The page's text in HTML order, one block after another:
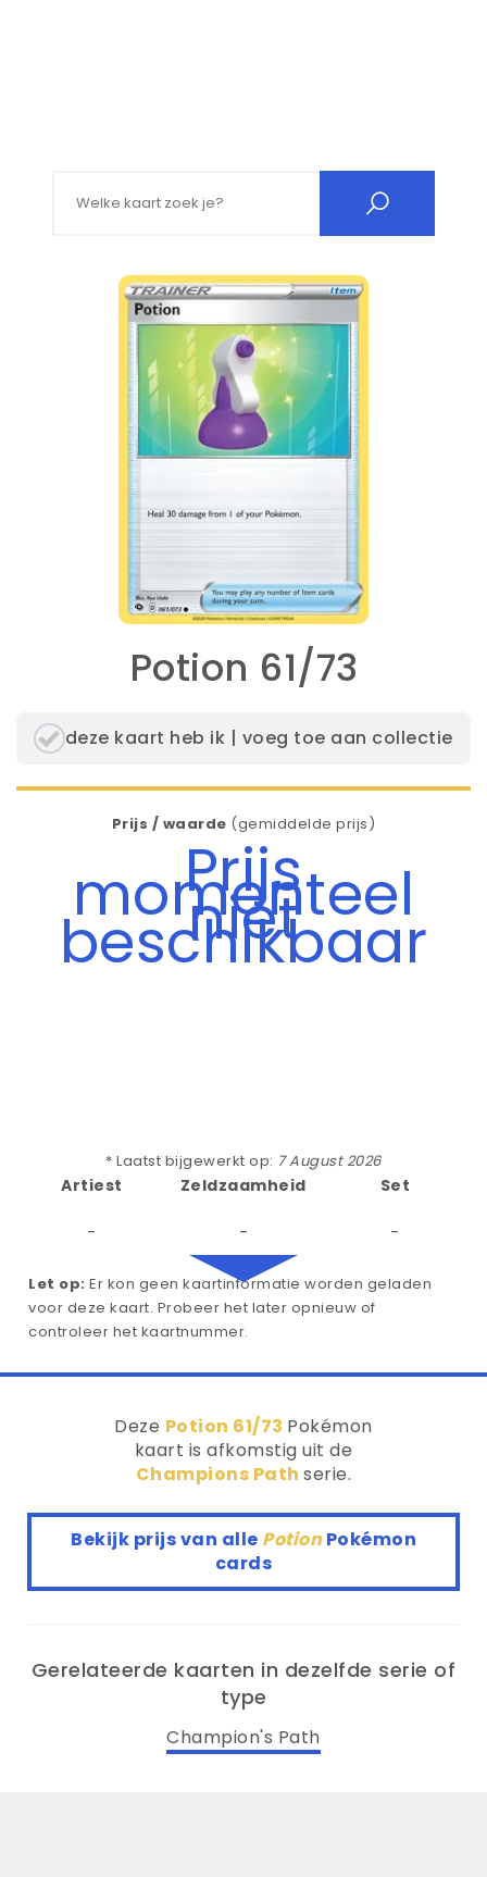
Potion 61/73
deze kaart heb ik | voeg toe aan collectie
Prijs / waarde (gemiddelde prijs)
Prijs
momenteel
niet
beschikbaar
* Laatst bijgewerkt op: 7 August 2026
Artiest
-
Zeldzaamheid
-
Set
-
Let op: Er kon geen kaartinformatie worden geladen
voor deze kaart. Probeer het later opnieuw of
controleer het kaartnummer.
Deze Potion 61/73 Pokémon
kaart is afkomstig uit de
Champions Pathserie.
Bekijk prijs van alle PotionPokémon
cards
Gerelateerde kaarten in dezelfde serie of
type
Champion's Path